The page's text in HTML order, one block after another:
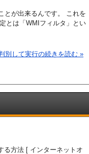
とが出来るんです。 これを
とは「WMIフィルタ」とい
別して実行の続きを読む »
る方法 [ インターネットオ